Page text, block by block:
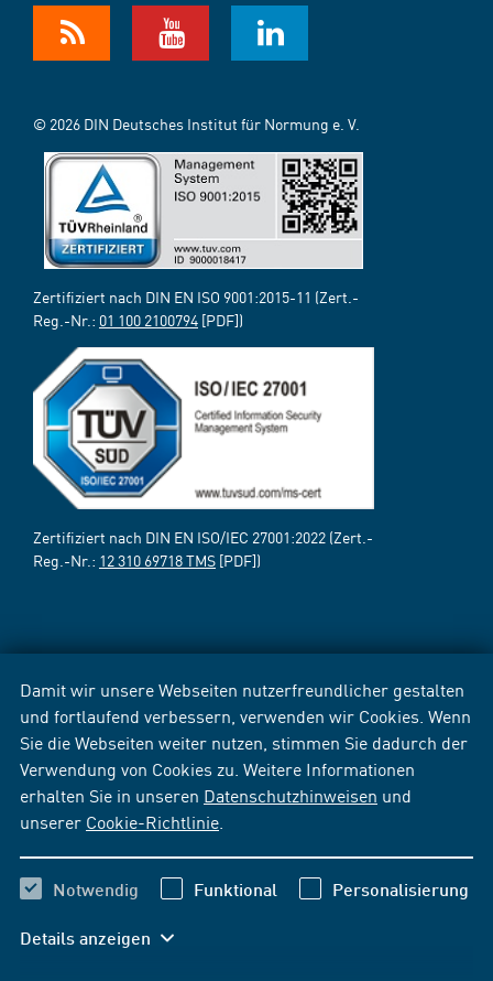
Damit wir unsere Webseiten nutzerfreundlicher gestalten
und fortlaufend verbessern, verwenden wir Cookies. Wenn
Sie die Webseiten weiter nutzen, stimmen Sie dadurch der
Verwendung von Cookies zu. Weitere Informationen
erhalten Sie in unseren Datenschutzhinweisen und
unserer Cookie-Richtlinie
Notwendig Funktional Personalisierung
Details anzeigen
© 2026 DIN Deutsches Institut für Normung e. V.
Zertifiziert nach DIN EN ISO 9001:2015-11 (Zert.-
Reg.-Nr.: 01 100 2100794 [PDF])
Zertifiziert nach DIN EN ISO/IEC 27001:2022 (Zert.-
Reg.-Nr.: 12 310 69718 TMS [PDF])